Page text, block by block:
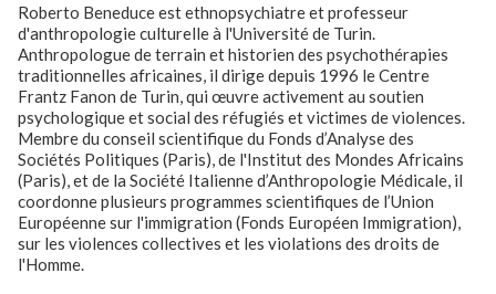
Roberto Beneduce est ethnopsychiatre et professeur
d'anthropologie culturelle à l'Université de Turin.
Anthropologue de terrain et historien des psychothérapies
traditionnelles africaines, il dirige depuis 1996 le Centre
Frantz Fanon de Turin, qui œuvre activement au soutien
psychologique et social des réfugiés et victimes de violences.
Membre du conseil scientifique du Fonds d’Analyse des
Sociétés Politiques (Paris), de l'Institut des Mondes Africains
(Paris), et de la Société Italienne d’Anthropologie Médicale, il
coordonne plusieurs programmes scientifiques de l’Union
Européenne sur l'immigration (Fonds Européen Immigration),
sur les violences collectives et les violations des droits de
l'Homme.